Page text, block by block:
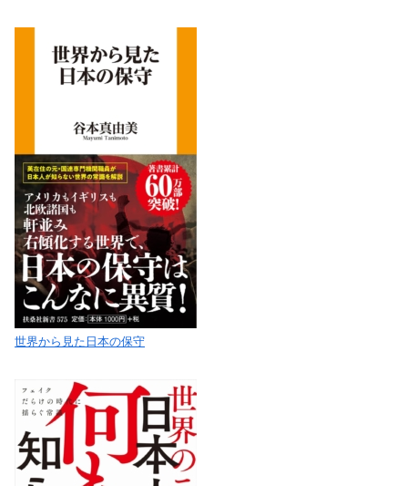
世界から見た日本の保守